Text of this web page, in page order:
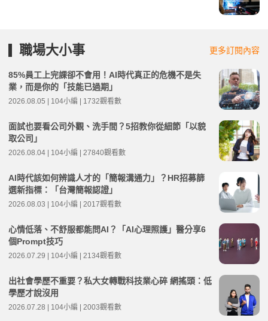
職場大小事 更多訂閱內容
85%員工上完課卻不會用！AI時代真正的危機不是失
業，而是你的「技能已過期」
2026.08.05 | 104小編 | 1732觀看數
面試也要看公司外觀、洗手間？5招教你從細節「以貌
取公司」
2026.08.04 | 104小編 | 27840觀看數
AI時代該如何辨識人才的「簡報溝通力」？HR招募篩
選新指標：「台灣簡報認證」
2026.08.03 | 104小編 | 2017觀看數
心情低落、不舒服都能問AI？「AI心理照護」醫分享6
個Prompt技巧
2026.07.29 | 104小編 | 2134觀看數
出社會學歷不重要？私大女轉戰科技業心碎 網搖頭：低
學歷才說沒用
2026.07.28 | 104小編 | 2003觀看數